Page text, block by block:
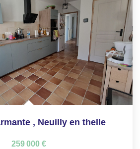
, Neuilly en thelle
259 000 €